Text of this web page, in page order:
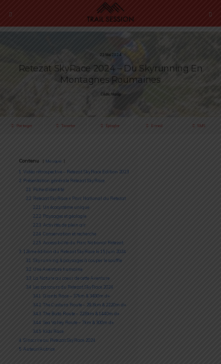
23 Mai 2024
Retezat SkyRace 2024 – Du Skyrunning En
Montagnes Roumaines
Cédric Masip
Partager Tweeter Épingler E-mail SMS
Contenu Masquer
1 Vidéo rétrospective – Retezat SkyRace Edition 2023
2 Présentation générale Retezat SkyRace
2.1
Fiche d’identité
2.2 Retezat SkyRace x Parc National du Retezat
2.2.1
Un écosystème unique
2.2.2 Paysages et géologie
2.2.3 Activités de plein air
2.2.4 Conservation et recherche
2.2.5 Accessibilité du Parc National Retezat
3 12ème édition du Retezat SkyRace le 15 Juin 2024
3.1 Skyrunning & paysages à couper le souffle
3.2 Une Aventure humaine
3.3 La Nature au coeur de cette Aventure
3.4 Les parcours du Retezat SkyRace 2024
3.4.1 Giants Race – 37km & 3480m d+
3.4.2 The Custura Route – 29.3km & 2220m d+
3.4.3 The Buta Route – 22.8km & 1440m d+
3.4.4 Sea Valley Route – 7km & 300m d+
3.4.5 Kids Race
4 S’inscrire au Retezat SkyRace 2024
5 Auteur/Autrice